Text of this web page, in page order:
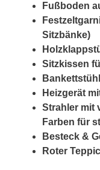
Fußboden
Sitzbänke)
Sitzkissen
Heizgerät
Strahler mit
Farben für
Besteck &
Roter